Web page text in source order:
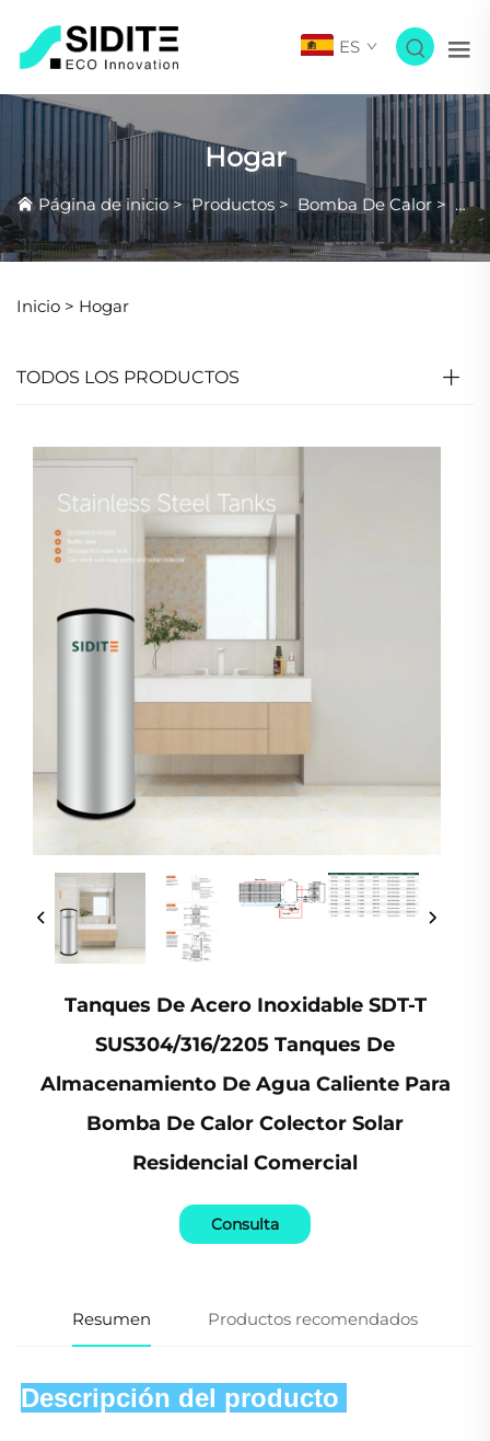
ES
Hogar
Página de inicio>Productos >Bomba De Calor >
Inicio > Hogar
TODOS LOS PRODUCTOS
Tanques De Acero Inoxidable SDT-T
SUS304/316/2205 Tanques De
Almacenamiento De Agua Caliente Para
Bomba De Calor Colector Solar
Residencial Comercial
Consulta
Resumen Productos recomendados
Descripción del producto